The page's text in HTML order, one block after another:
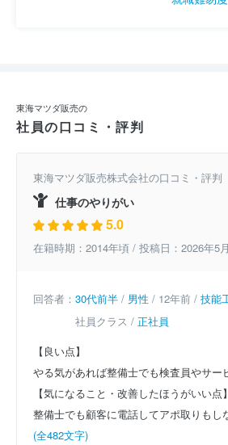
東海マツダ販売の
社員の口コミ・評判
東海マツダ販売株式会社の口コミ・評判
仕事のやりがい
5.0
在籍時期：2014年頃 / 投稿日：2026年5
回答者： 30代前半 / 男性 / 12年前 / 技能
社員クラス / 正社員
【良い点】
やる気があれば整備士でも検査員やサー
【気になること・改善したほうがいい点】
整備士でも顧客に電話してアポ取りもし
(全482文字)